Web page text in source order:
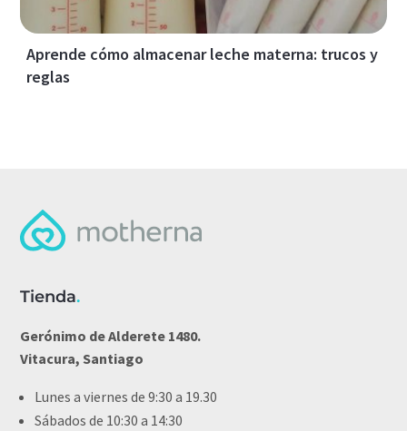
Aprende cómo almacenar leche materna: trucos y
reglas
Tienda.
Gerónimo de Alderete 1480.
Vitacura, Santiago
Lunes a viernes de 9:30 a 19.30
Sábados de 10:30 a 14:30